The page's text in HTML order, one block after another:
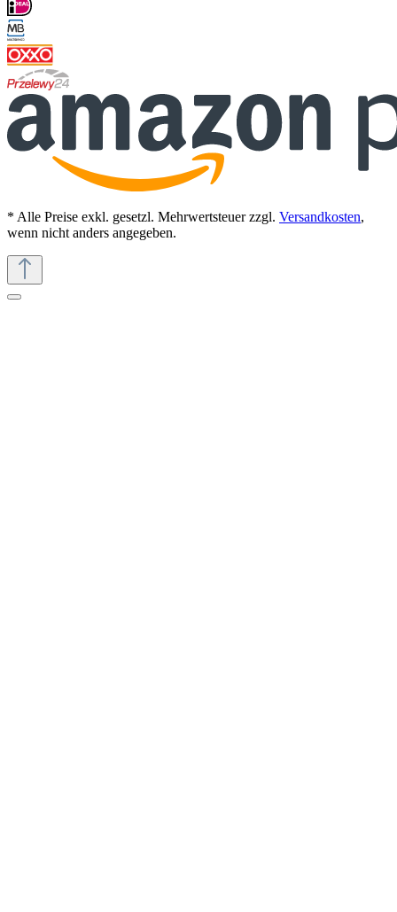
* Alle Preise exkl. gesetzl. Mehrwertsteuer zzgl. Versandkosten,
wenn nicht anders angegeben.